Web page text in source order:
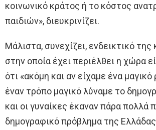
κοινωνικό κράτος ή το κόστος
παιδιών», διευκρινίζει.
Μάλιστα, συνεχίζει, ενδεικτικό
στην οποία έχει περιέλθει η χώρα
ότι «ακόμη και αν είχαμε ένα μαγικό
έναν τρόπο μαγικό λύναμε το
και οι γυναίκες έκαναν πάρα πολλά
δημογραφικό πρόβλημα της